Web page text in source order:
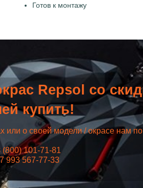
Готов к монтажу
Repsol со
купить!
или о своей модели / окрасе нам
(800) 101-71-81
993 567-77-33